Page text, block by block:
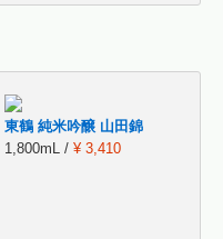
東鶴 純米吟醸 山田錦
1,800mL / ¥ 3,410